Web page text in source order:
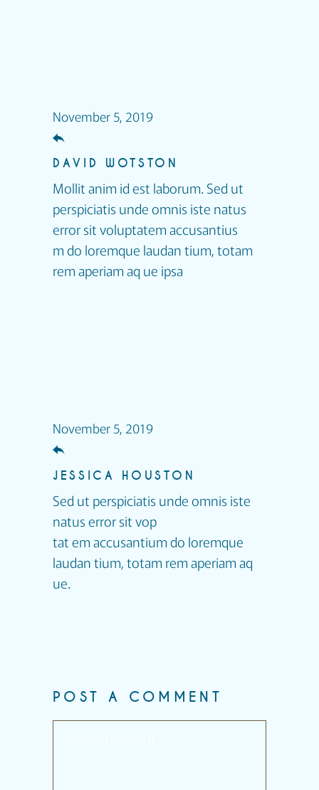
November 5, 2019
DAVID WOTSTON
Mollit anim id est laborum. Sed ut
perspiciatis unde omnis iste natus
error sit voluptatem accusantius
m do loremque laudan tium, totam
rem aperiam aq ue ipsa
November 5, 2019
JESSICA HOUSTON
Sed ut perspiciatis unde omnis iste
natus error sit vop
tat em accusantium do loremque
laudan tium, totam rem aperiam aq
ue.
POST A COMMENT